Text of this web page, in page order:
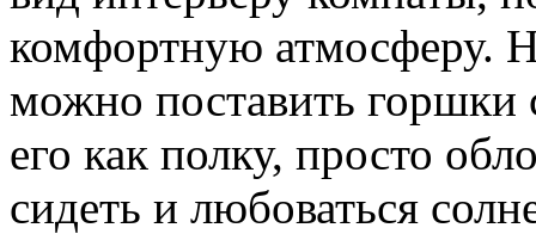
комфортную атмосферу.
можно поставить горшки
его как полку, просто
сидеть и любоваться